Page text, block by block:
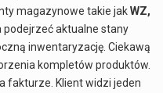
magazynowe takie jakWZ,
podejrzeć aktualne stany
inwentaryzację. Ciekawą
kompletów produktów.
fakturze. Klient widzi jeden